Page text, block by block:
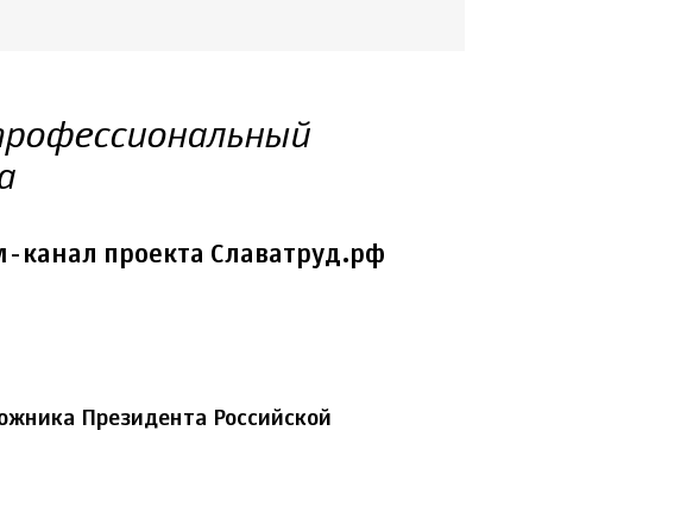
канал проекта Славатруд.рф
Президента Российской